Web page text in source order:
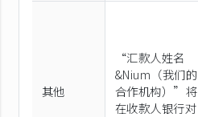
其他
“汇款人姓名
&Nium（我们的
合作机构）”将
在收款人银行对